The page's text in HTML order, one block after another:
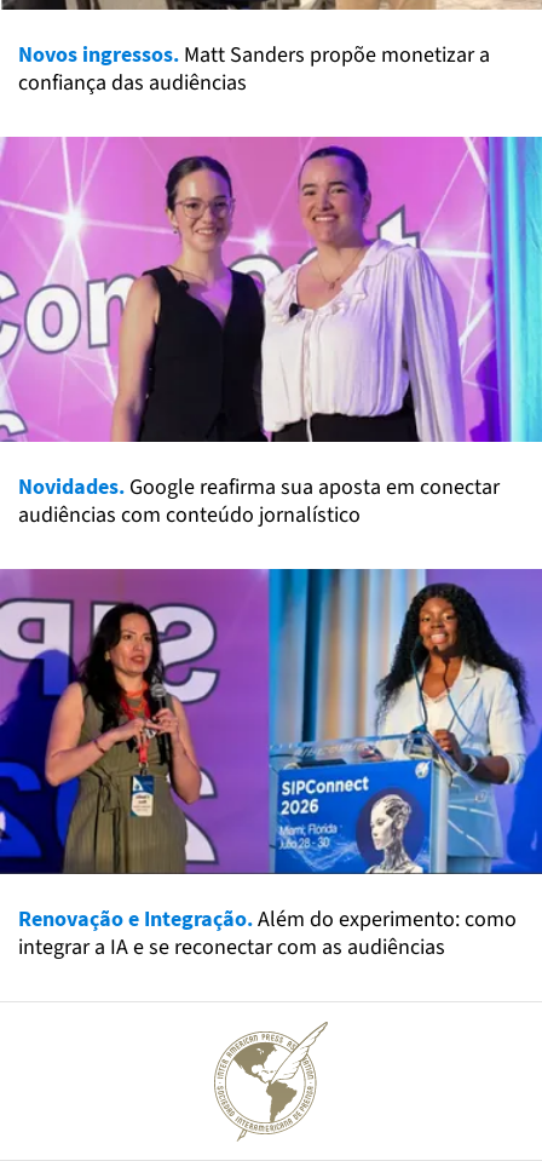
Novos ingressos. Matt Sanders propõe monetizar a
confiança das audiências
Novidades. Google reafirma sua aposta em conectar
audiências com conteúdo jornalístico
Renovação e Integração.Além do experimento: como
integrar a IA e se reconectar com as audiências